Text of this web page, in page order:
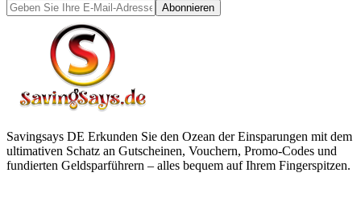
Abonnieren
Savingsays DE Erkunden Sie den Ozean der Einsparungen mit dem
ultimativen Schatz an Gutscheinen, Vouchern, Promo-Codes und
fundierten Geldsparführern – alles bequem auf Ihrem Fingerspitzen.